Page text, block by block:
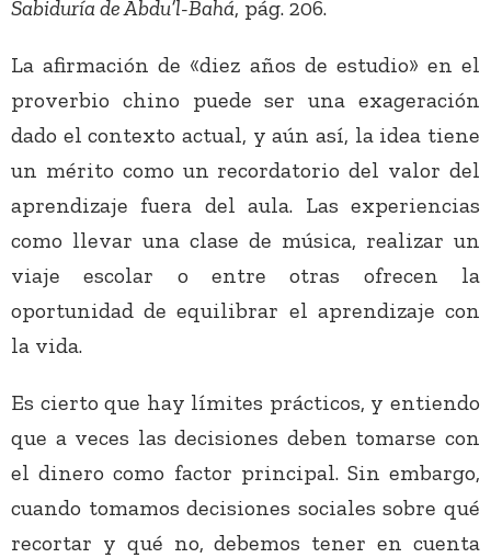
Sabiduría de Abdu’l-Bahá, pág. 206.
La afirmación de «diez años de estudio» en el
proverbio chino puede ser una exageración
dado el contexto actual, y aún así, la idea tiene
un mérito como un recordatorio del valor del
aprendizaje fuera del aula. Las experiencias
como llevar una clase de música, realizar un
viaje escolar o entre otras ofrecen la
oportunidad de equilibrar el aprendizaje con
la vida.
Es cierto que hay límites prácticos, y entiendo
que a veces las decisiones deben tomarse con
el dinero como factor principal. Sin embargo,
cuando tomamos decisiones sociales sobre qué
recortar y qué no, debemos tener en cuenta